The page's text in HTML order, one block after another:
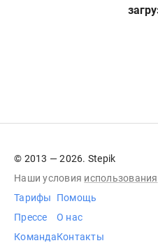
© 2013 — 2026. Stepik
Наши условия использования
Тарифы
Прессе
Команда
Помощь
О нас
Контакты